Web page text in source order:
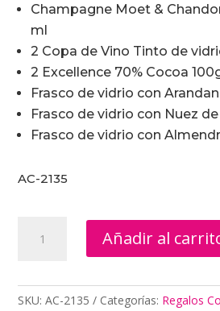
Champagne Moet &
ml
2 Copa de Vino Tinto de
2 Excellence 70% Cocoa
Frasco de vidrio con
Frasco de vidrio con Nuez
Frasco de vidrio con
AC-2135
Regalos
cantidad
Añadir al
SKU:AC-2135 Categorías: Regalos